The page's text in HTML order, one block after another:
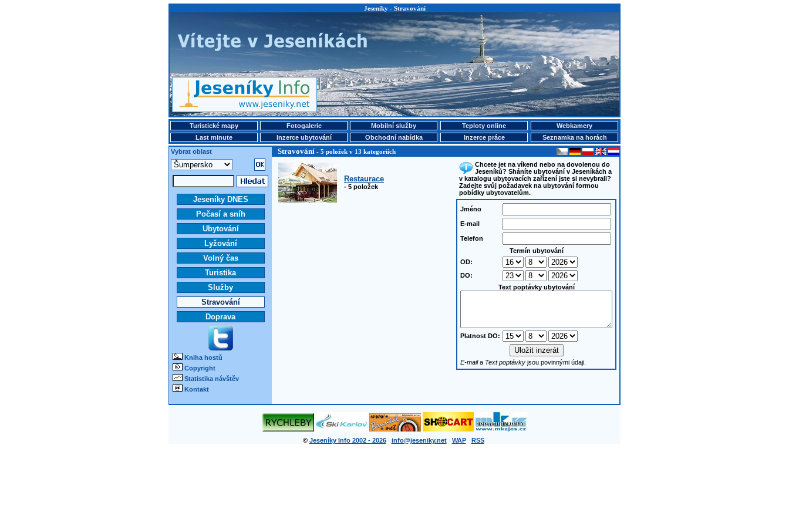
Jeseníky - Stravování
Turistické mapy Fotogalerie Mobilní služby Teploty online
Webkamery
Last minute
Inzerce ubytování Obchodní nabídka Inzerce práce
Seznamka na horách
Vybrat oblast
Stravování - 5 položek v 13 kategoriích
Jeseníky DNES
Počasí a sníh
Ubytování
Lyžování
Volný čas
Turistika
Služby
Stravování
Doprava
Kniha hostů
Copyright
Statistika návštěv
Kontakt
Restaurace
- 5 položek
Chcete jet na víkend nebo na dovolenou do
Jeseníků? Sháníte ubytování v Jeseníkách a
v katalogu ubytovacích zařízení jste si nevybrali?
Zadejte svůj požadavek na ubytování formou
pobídky ubytovatelům.
Jméno
E-mail
Telefon
Termín ubytování
OD:
DO:
Text poptávky ubytování
Platnost DO:
E-maila Text poptávky jsou povinnými údaji.
© Jeseníky Info 2002 - 2026 info@jeseniky.net WAP RSS